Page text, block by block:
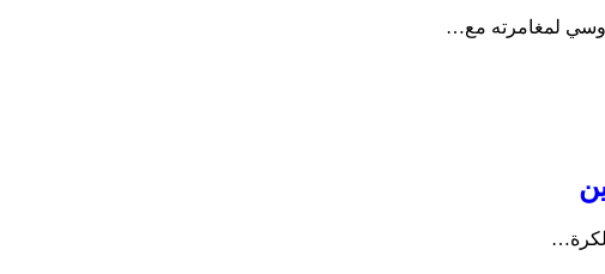
لمغامرته مع…